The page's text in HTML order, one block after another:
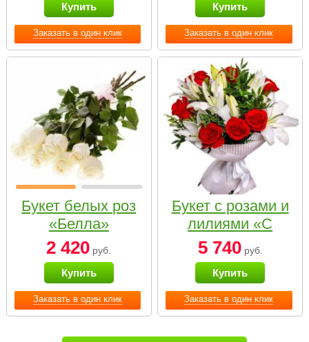
Заказать в один клик
Купить
Заказать в один клик
Купить
Заказать в один клик
Букет белых роз
«Белла»
2 420 руб.
Купить
Заказать в один клик
Букет с розами и
лилиями «С
наилучшими
пожеланиями»
5 740руб.
Купить